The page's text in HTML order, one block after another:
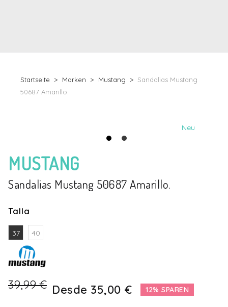
Startseite Marken Mustang
Sandalias Mustang
50687 Amarillo.
Neu
Neu
MUSTANG
Sandalias Mustang 50687 Amarillo.
Talla
37 40
39,99 € Desde 35,00 € 12% SPAREN